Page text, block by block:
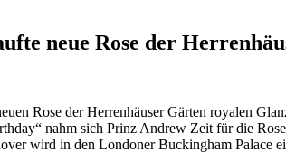
neue Rose der
Rose der Herrenhäuser Gärten royalen
nahm sich Prinz Andrew Zeit für die
wird in den Londoner Buckingham Palace